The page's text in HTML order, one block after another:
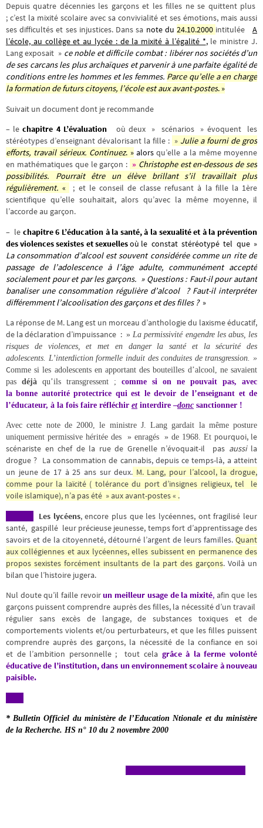
Depuis quatre décennies les garçons et les filles ne se quittent plus
; c’est la mixité scolaire avec sa convivialité et ses émotions, mais aussi
ses difficultés et ses injustices. Dans sa note du24.10.2000 intituléeA
l’école, au collège et au lycée : de la mixité à l’égalité *,le ministre J.
Lang exposait » ce noble et difficile combat : libérer nos sociétés d’un
de ses carcans les plus archaïques et parvenir à une parfaite égalité de
conditions entre les hommes et les femmes. Parce qu’elle a en charge
la formation de futurs citoyens, l’école est aux avant-postes. »
Suivait un document dont je recommande
– lechapitre 4 L’évaluation
où deux » scénarios » évoquent les
stéréotypes d’enseignant dévalorisant la fille : » Julie a fourni de gros
efforts, travail sérieux. Continuez. »alorsqu’elle a la même moyenne
en mathématiques que le garçon : » Christophe est en-dessous de ses
possibilités. Pourrait être un élève brillant s’il travaillait plus
régulièrement. «
; et le conseil de classe refusant à la fille la 1ère
scientifique qu’elle souhaitait, alors qu’avec la même moyenne, il
l’accorde au garçon.
– le chapitre 6 L’éducation à la santé, à la sexualité et à la prévention
des violences sexistes et sexuellesoù le constat stéréotypé tel que »
La consommation d’alcool est souvent considérée comme un rite de
passage de l’adolescence à l’âge adulte, communément accepté
socialement pour et par les garçons. » Questions : Faut-il pour autant
banaliser une consommation régulière d’alcool
? Faut-il interpréter
différemment l’alcoolisation des garçons et des filles ?»
La réponse de M. Lang est un morceau d’anthologie du laxisme éducatif,
de la déclaration d’impuissance : » La permissivité engendre les abus, les
risques de violences, et met en danger la santé et la sécurité des
adolescents. L’interdiction formelle induit des conduites de transgression. »
Comme si les adolescents en apportant des bouteilles d’alcool,
ne savaient
pas déjà qu’ils transgressent ; comme si on ne pouvait pas, avec
la bonne autorité protectrice qui est le devoir de l’enseignant et de
l’éducateur, à la fois faire réfléchir etinterdire –donc sanctionner !
Avec cette note de 2000, le ministre J. Lang gardait la même posture
uniquement permissive héritée des » enragés » de 1968. Et pourquoi, le
scénariste en chef de la rue de Grenelle n’évoquait-il pas aussila
drogue ? La consommation de cannabis, depuis ce temps-là, a atteint
un jeune de 17 à 25 ans sur deux. M. Lang, pour l’alcool, la drogue,
comme pour la laïcité ( tolérance du port d’insignes religieux, tel le
voile islamique), n’a pas été » aux avant-postes « .
Les lycéens, encore plus que les lycéennes, ont fragilisé leur
santé, gaspillé leur précieuse jeunesse, temps fort d’apprentissage des
savoirs et de la citoyenneté, détourné l’argent de leurs familles. Quant
aux collégiennes et aux lycéennes, elles subissent en permanence des
propos sexistes forcément insultants de la part des garçons. Voilà un
bilan que l’histoire jugera.
Nul doute qu’il faille revoirun meilleur usage de la mixité, afin que les
garçons puissent comprendre auprès des filles, la nécessité d’un travail
régulier sans excès de langage, de substances toxiques et de
comportements violents et/ou perturbateurs, et que les filles puissent
comprendre auprès des garçons, la nécessité de la confiance en soi
et de l’ambition personnelle ; tout cela grâce à la ferme volonté
éducative de l’institution, dans un environnement scolaire à nouveau
paisible.
* Bulletin Officiel du ministère de l’Education Ntionale et du ministère
de la Recherche. HS n° 10 du 2 novembre 2000